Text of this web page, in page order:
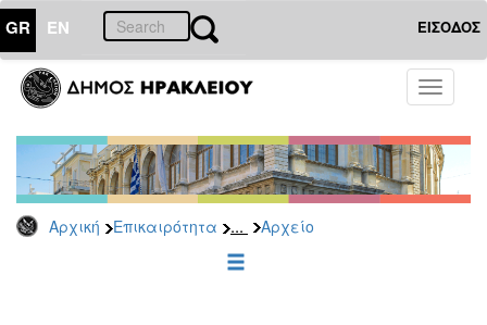
GR EN ΕΙΣΟΔΟΣ
Toggle
Αρχική Επικαιρότητα ... Αρχείο
ΕΠΙΚΑΙΡΟΤΗΤΑ
-
Δημοπρασίες
Αρχείο
2026